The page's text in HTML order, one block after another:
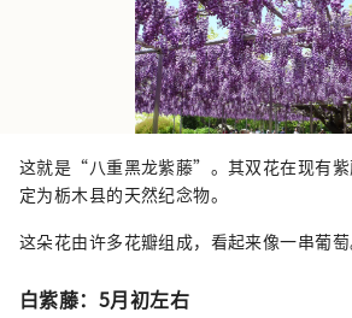
这就是“八重黑龙紫藤”。其双花在现有紫
定为栃木县的天然纪念物。
这朵花由许多花瓣组成，看起来像一串葡萄
白紫藤：5月初左右